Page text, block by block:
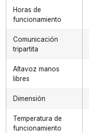
Horas de
funcionamiento
Comunicación
tripartita
Altavoz manos
libres
Dimensión
Temperatura de
funcionamiento